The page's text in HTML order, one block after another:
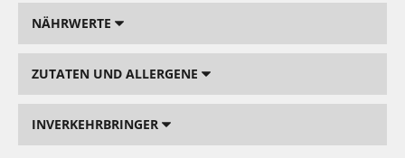
NÄHRWERTE
ZUTATEN UND ALLERGENE
INVERKEHRBRINGER